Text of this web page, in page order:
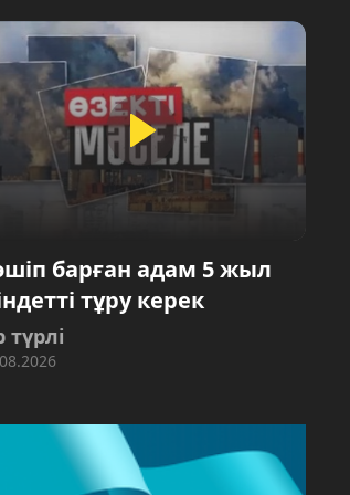
барған адам 5 жыл
тұру керек
түрлі